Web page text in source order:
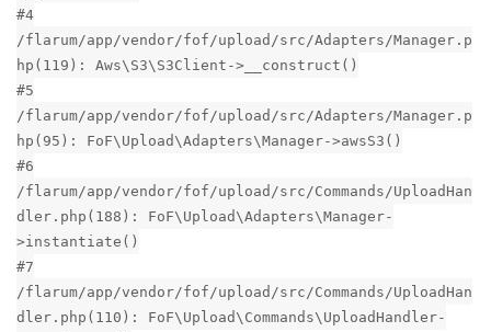
#4
/flarum/app/vendor/fof/upload/src/Adapters/Manager.p
hp(119): Aws\S3\S3Client->__construct()
#5
/flarum/app/vendor/fof/upload/src/Adapters/Manager.p
hp(95): FoF\Upload\Adapters\Manager->awsS3()
#6
/flarum/app/vendor/fof/upload/src/Commands/UploadHan
dler.php(188): FoF\Upload\Adapters\Manager-
>instantiate()
#7
/flarum/app/vendor/fof/upload/src/Commands/UploadHan
dler.php(110): FoF\Upload\Commands\UploadHandler-